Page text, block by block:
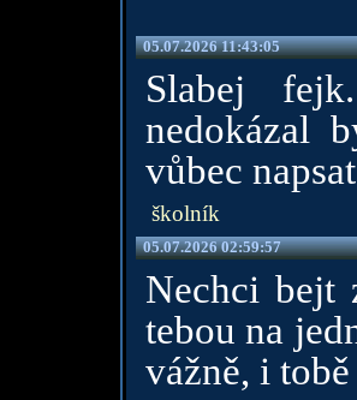
05.07.2026 11:43:05
Slabej
nedokázal
vůbec
školník
05.07.2026 02:59:57
Nechci bejt
tebou na
vážně, i